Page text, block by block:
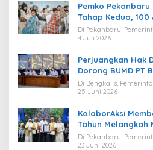
Pemko
Tahap Kedua,
Di Pekanbaru,
4 Juli 2026
Perjuangkan Hak
Dorong BUMD PT
Migas
Di Bengkalis,
25 Juni 2026
KolaborAksi
Tahun Melangkah
Maju
Di Pekanbaru,
23 Juni 2026